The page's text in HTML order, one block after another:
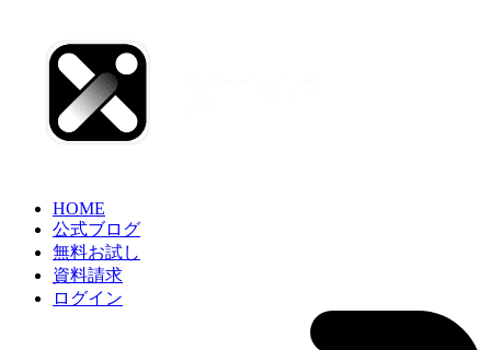
HOME
公式ブログ
無料お試し
資料請求
ログイン